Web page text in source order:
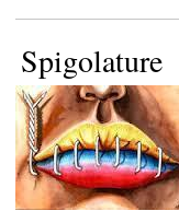
Spigolature